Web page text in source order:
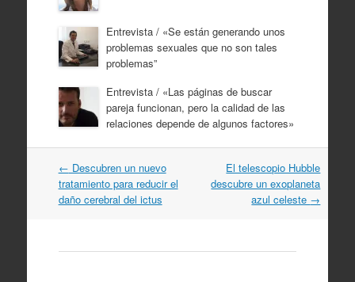
Entrevista / «Se están generando unos
problemas sexuales que no son tales
problemas”
Entrevista / «Las páginas de buscar
pareja funcionan, pero la calidad de las
relaciones depende de algunos factores»
Navegación
por
artículos
← Descubren un nuevo
tratamiento para reducir el
daño cerebral del ictus
El telescopio Hubble
descubre un exoplaneta
azul celeste →